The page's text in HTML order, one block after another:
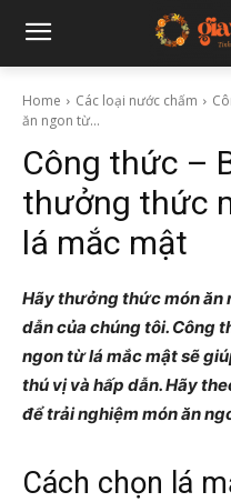
Home Các loại nước chấm
ăn ngon từ...
Công thức –
thưởng thức
lá mắc mật
Hãy thưởng thức món ăn
dẫn của chúng tôi. Công
ngon từ lá mắc mật sẽ
thú vị và hấp dẫn. Hãy
để trải nghiệm món ăn
Cách chọn lá